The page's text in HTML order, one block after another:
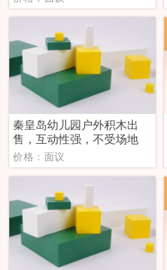
秦皇岛幼儿园户外积木出
售，互动性强，不受场地
价格：面议